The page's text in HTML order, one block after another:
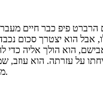
הרברט פיפ כבר חיים
אבל הוא יצטרך סכום
הוא הולך אליה כדי
על עזרתה. הוא עוזב,
מנסה לכבות אותו, עוזב שניהם נפצעו קשה.